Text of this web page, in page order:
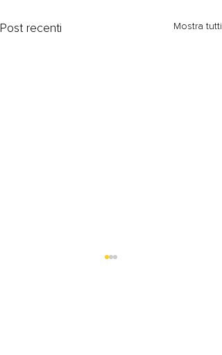
Post recenti Mostra tutti